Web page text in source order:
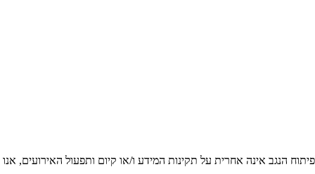
הנגב אינה אחרית על תקינות המידע ו/או קיום ותפעול האירועים,